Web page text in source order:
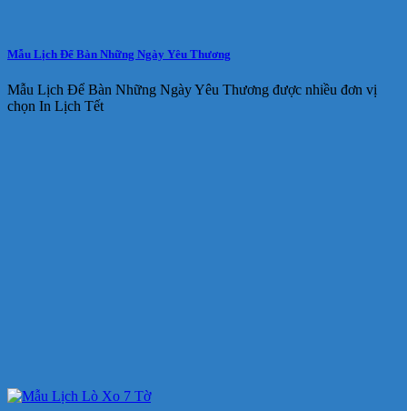
Mẫu Lịch Để Bàn Những Ngày Yêu Thương
Mẫu Lịch Để Bàn Những Ngày Yêu Thương được nhiều đơn vị
chọn In Lịch Tết